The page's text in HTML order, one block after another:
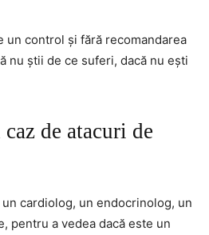
un control și fără recomandarea
nu știi de ce suferi, dacă nu ești
de atacuri de
cardiolog, un endocrinolog, un
pentru a vedea dacă este un